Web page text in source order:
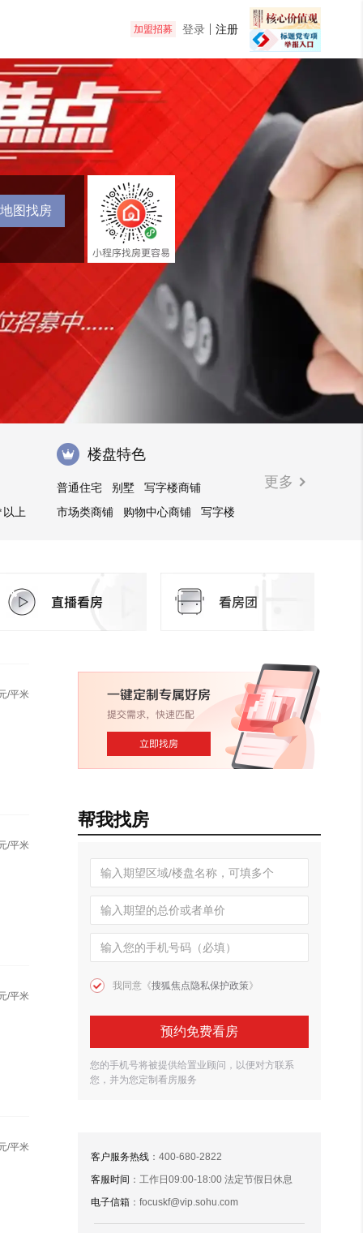
加盟招募 登录 注册
地图找房
以上
楼盘特色
普通住宅 别墅
写字楼商铺
市场类商铺
购物中心商铺 写字楼
更多
/平米
/平米
/平米
/平米
帮我找房
我同意《搜狐焦点隐私保护政策》
预约免费看房
您的手机号将被提供给置业顾问，以便对方联系
您，并为您定制看房服务
客户服务热线 ：400-680-2822
客服时间 ：工作日09:00-18:00 法定节假日休息
电子信箱 ：focuskf@vip.sohu.com